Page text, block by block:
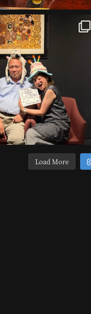
Load More